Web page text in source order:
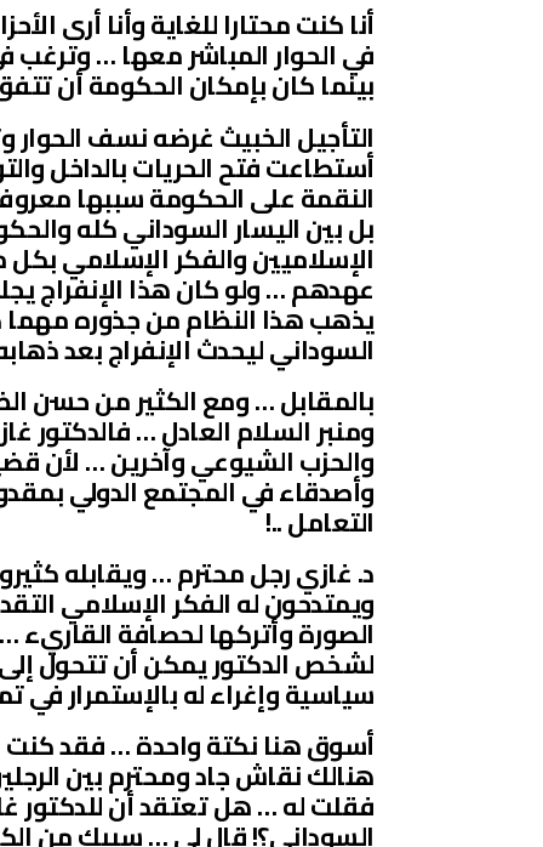
أنا كنت محتارا للغاية وأنا أرى
في الحوار المباشر معها …
بينما كان بإمكان الحكومة أن
التأجيل الخبيث غرضه نسف
أستطاعت فتح الحريات بالداخل
النقمة على الحكومة سببها معروف
بل بين اليسار السوداني كله
الإسلاميين والفكر الإسلامي
عهدهم … ولو كان هذا الإنفراج
يذهب هذا النظام من جذوره مهما
السوداني ليحدث الإنفراج بعد
بالمقابل … ومع الكثير من حسن
ومنبر السلام العادل … فالدكتور
والحزب الشيوعي وآخرين … لأن
وأصدقاء في المجتمع الدولي
التعامل ..!
د. غازي رجل محترم … ويقابله
ويمتدحون له الفكر الإسلامي
الصورة وأتركها لحصافة القاريء
لشخص الدكتور يمكن أن تتحول
سياسية وإغراء له بالإستمرار في
أسوق هنا نكتة واحدة … فقد كنت
هنالك نقاش جاد ومحترم بين
فقلت له … هل تعتقد أن للدكتور
السوداني؟! قال لي … سيبك من